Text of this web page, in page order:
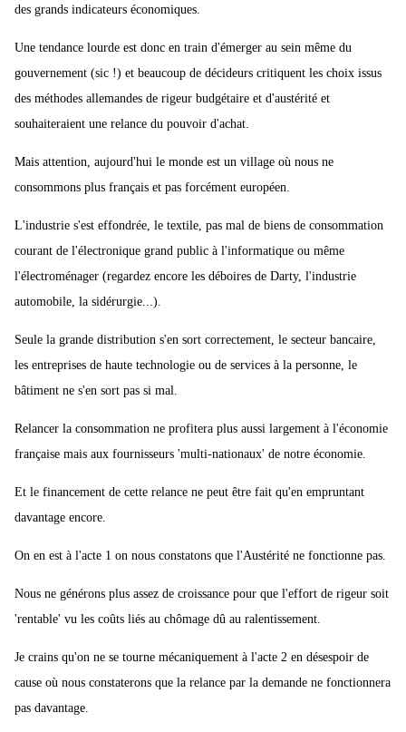
des grands indicateurs économiques.
Une tendance lourde est donc en train d'émerger au sein même du
gouvernement (sic !) et beaucoup de décideurs critiquent les choix issus
des méthodes allemandes de rigeur budgétaire et d'austérité et
souhaiteraient une relance du pouvoir d'achat.
Mais attention, aujourd'hui le monde est un village où nous ne
consommons plus français et pas forcément européen.
L'industrie s'est effondrée, le textile, pas mal de biens de consommation
courant de l'électronique grand public à l'informatique ou même
l'électroménager (regardez encore les déboires de Darty, l'industrie
automobile, la sidérurgie...).
Seule la grande distribution s'en sort correctement, le secteur bancaire,
les entreprises de haute technologie ou de services à la personne, le
bâtiment ne s'en sort pas si mal.
Relancer la consommation ne profitera plus aussi largement à l'économie
française mais aux fournisseurs 'multi-nationaux' de notre économie.
Et le financement de cette relance ne peut être fait qu'en empruntant
davantage encore.
On en est à l'acte 1 on nous constatons que l'Austérité ne fonctionne pas.
Nous ne générons plus assez de croissance pour que l'effort de rigeur soit
'rentable' vu les coûts liés au chômage dû au ralentissement.
Je crains qu'on ne se tourne mécaniquement à l'acte 2 en désespoir de
cause où nous constaterons que la relance par la demande ne fonctionnera
pas davantage.